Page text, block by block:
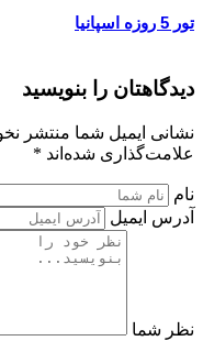
تور 5 روزه اسپانیا
دیدگاهتان را بنویسید
نشانی ایمیل شما منتشر
علامت‌گذاری شده‌اند *
نام
آدرس ایمیل
نظر شما